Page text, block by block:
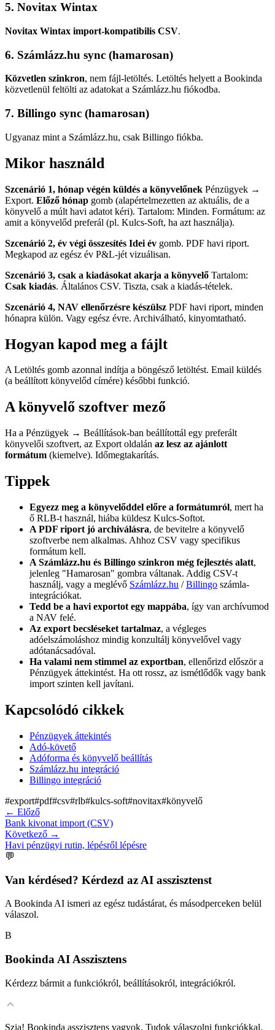
5. Novitax Wintax
Novitax Wintax import-kompatibilis CSV.
6. Számlázz.hu sync (hamarosan)
Közvetlen szinkron, nem fájl-letöltés. Letöltés helyett a Bookinda
közvetlenül feltölti az adatokat a Számlázz.hu fiókodba.
7. Billingo sync (hamarosan)
Ugyanaz mint a Számlázz.hu, csak Billingo fiókba.
Mikor használd
Szcenárió 1, hónap végén küldés a könyvelőnek Pénzügyek →
Export. Előző hónap gomb (alapértelmezetten az aktuális, de a
könyvelő a múlt havi adatot kéri). Tartalom: Minden. Formátum: az
amit a könyvelőd preferál (pl. Kulcs-Soft, ha azt használja).
Szcenárió 2, év végi összesítés Idei év gomb. PDF havi riport.
Megkapod az egész év P&L-jét vizuálisan.
Szcenárió 3, csak a kiadásokat akarja a könyvelő Tartalom:
Csak kiadás. Általános CSV. Tiszta, csak a kiadás-tételek.
Szcenárió 4, NAV ellenőrzésre készülsz PDF havi riport, minden
hónapra külön. Vagy egész évre. Archiválható, kinyomtatható.
Hogyan kapod meg a fájlt
A Letöltés gomb azonnal indítja a böngésző letöltést. Email küldés
(a beállított könyvelőd címére) későbbi funkció.
A könyvelő szoftver mező
Ha a Pénzügyek → Beállítások-ban beállítottál egy preferált
könyvelői szoftvert, az Export oldalán az lesz az ajánlott
formátum (kiemelve). Időmegtakarítás.
Tippek
Egyezz meg a könyvelőddel előre a formátumról, mert ha
ő RLB-t használ, hiába küldesz Kulcs-Softot.
A PDF riport jó archiválásra, de bevitelre a könyvelő
szoftverbe nem alkalmas. Ahhoz CSV vagy specifikus
formátum kell.
A Számlázz.hu és Billingo szinkron még fejlesztés alatt,
jelenleg "Hamarosan" gombra váltanak. Addig CSV-t
használj, vagy a meglévő Számlázz.hu /Billingo számla-
integrációkat.
Tedd be a havi exportot egy mappába, így van archívumod
a NAV felé.
Az export becsléseket tartalmaz, a végleges
adóelszámoláshoz mindig konzultálj könyvelővel vagy
adótanácsadóval.
Ha valami nem stimmel az exportban, ellenőrizd először a
Pénzügyek áttekintést. Ha ott rossz, az ismétlődők vagy bank
import szinten kell javítani.
Kapcsolódó cikkek
Pénzügyek áttekintés
Adó-követő
Adóforma és könyvelő beállítás
Számlázz.hu integráció
Billingo integráció
#export#pdf#csv#rlb#kulcs-soft#novitax#könyvelő
← Előző
Bank kivonat import (CSV)
Következő →
Havi pénzügyi rutin, lépésről lépésre
💬
Van kérdésed? Kérdezd az AI asszisztenst
A Bookinda AI ismeri az egész tudástárat, és másodperceken belül
válaszol.
B
Bookinda AI Asszisztens
Kérdezz bármit a funkciókról, beállításokról, integrációkról.
Szia! Bookinda asszisztens vagyok. Tudok válaszolni funkciókkal,